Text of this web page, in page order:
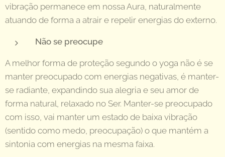
vibração permanece em nossa Aura, naturalmente
atuando de forma a atrair e repelir energias do externo.
Não se preocupe
A melhor forma de proteção segundo o yoga não é se
manter preocupado com energias negativas, é manter-
se radiante, expandindo sua alegria e seu amor de
forma natural, relaxado no Ser. Manter-se preocupado
com isso, vai manter um estado de baixa vibração
(sentido como medo, preocupação) o que mantém a
sintonia com energias na mesma faixa.